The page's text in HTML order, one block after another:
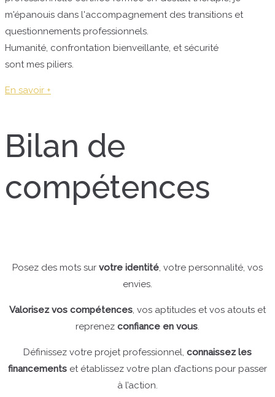
m'épanouis dans l'accompagnement des transitions et
questionnements professionnels.
Humanité, confrontation bienveillante, et sécurité
sont mes piliers.
En savoir +
Bilan de
compétences
Posez des mots sur votre identité, votre personnalité, vos
envies.
Valorisez vos compétences, vos aptitudes et vos atouts et
reprenez confiance en vous.
Définissez votre projet professionnel, connaissez les
financements et établissez votre plan d’actions pour passer
à l’action.